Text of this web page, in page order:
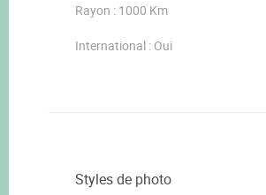
Rayon : 1000 Km
International : Oui
Styles de photo